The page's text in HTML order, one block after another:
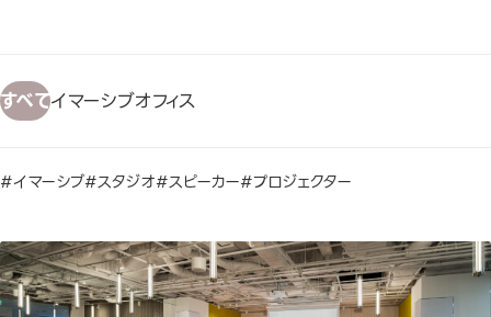
すべてイマーシブオフィス
#イマーシブ#スタジオ#スピーカー#プロジェクター
イベントスペース兼オフィスの映像音響設備施工